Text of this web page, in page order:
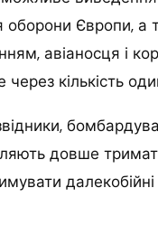
Європи, а
авіаносця і
кількість
довше